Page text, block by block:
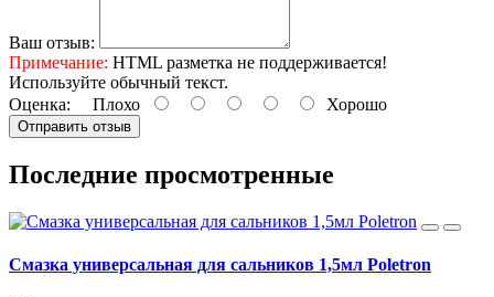
Ваш отзыв:
Примечание: HTML разметка не поддерживается!
Используйте обычный текст.
Оценка: Плохо Хорошо
Отправить отзыв
Последние просмотренные
Cмазка универсальная для сальников 1,5мл Poletron